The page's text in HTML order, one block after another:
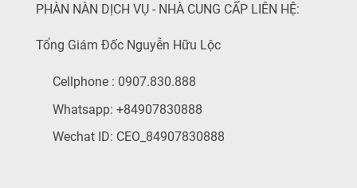
PHÀN NÀN DỊCH VỤ - NHÀ CUNG CẤP LIÊN HỆ:
Tổng Giám Đốc Nguyễn Hữu Lộc
Cellphone : 0907.830.888
Whatsapp: +84907830888
Wechat ID: CEO_84907830888